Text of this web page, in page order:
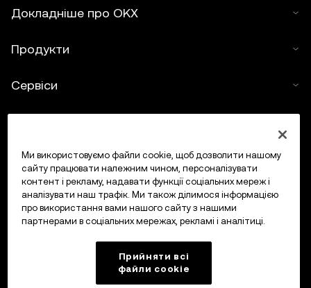
Докладніше про OKX
Продукти
Сервіси
Купити криптовалюту
Калькулятор криптовалюти
Торгувати
Ми використовуємо файли cookie, щоб дозволити нашому
сайту працювати належним чином, персоналізувати
контент і рекламу, надавати функції соціальних мереж і
аналізувати наш трафік. Ми також ділимося інформацією
про використання вами нашого сайту з нашими
партнерами в соціальних мережах, рекламі і аналітиці.
Прийняти всі
файли сookie